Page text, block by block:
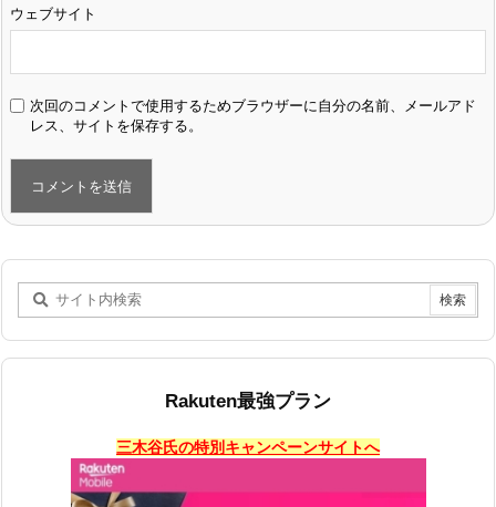
ウェブサイト
次回のコメントで使用するためブラウザーに自分の名前、メールアド
レス、サイトを保存する。
Rakuten最強プラン
三木谷氏の特別キャンペーンサイトへ